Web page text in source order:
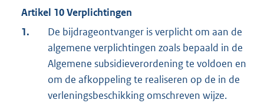
Artikel 10 Verplichtingen
1.
De bijdrageontvanger is verplicht om aan de
algemene verplichtingen zoals bepaald in de
Algemene subsidieverordening te voldoen en
om de afkoppeling te realiseren op de in de
verleningsbeschikking omschreven wijze.